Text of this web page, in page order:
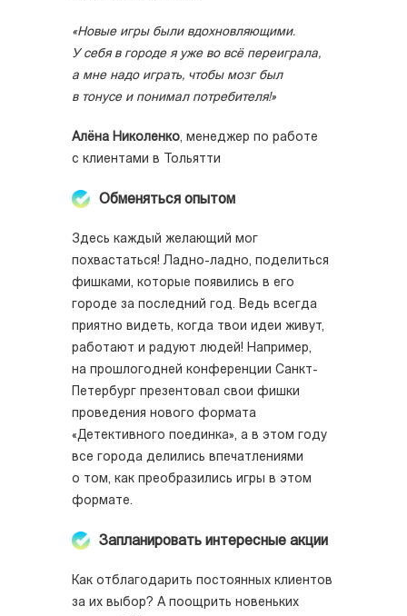
«Новые игры были вдохновляющими.
У себя в городе я уже во всё переиграла,
а мне надо играть, чтобы мозг был
в тонусе и понимал потребителя!»
Алёна Николенко, менеджер по работе
с клиентами в Тольятти
Обменяться опытом
Здесь каждый желающий мог
похвастаться! Ладно-ладно, поделиться
фишками, которые появились в его
городе за последний год. Ведь всегда
приятно видеть, когда твои идеи живут,
работают и радуют людей! Например,
на прошлогодней конференции Санкт-
Петербург презентовал свои фишки
проведения нового формата
«Детективного поединка», а в этом году
все города делились впечатлениями
о том, как преобразились игры в этом
формате.
Запланировать интересные акции
Как отблагодарить постоянных клиентов
за их выбор? А поощрить новеньких